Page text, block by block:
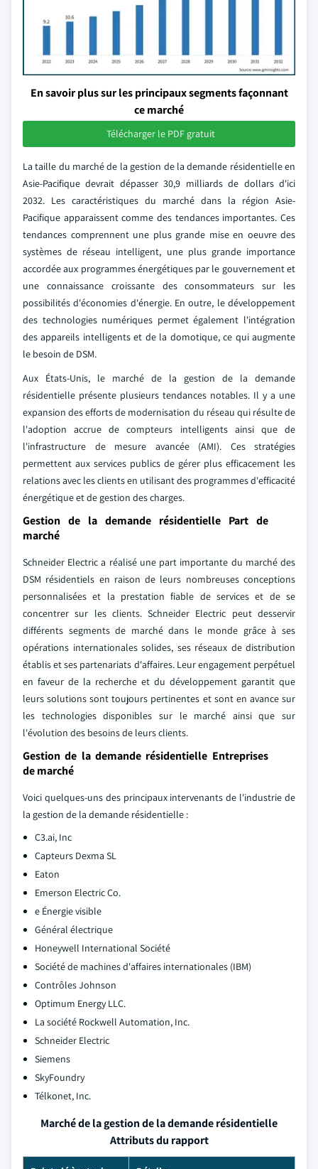
En savoir plus sur les principaux segments façonnant
ce marché
Télécharger le PDF gratuit
La taille du marché de la gestion de la demande résidentielle en
Asie-Pacifique devrait dépasser 30,9 milliards de dollars d'ici
2032. Les caractéristiques du marché dans la région Asie-
Pacifique apparaissent comme des tendances importantes. Ces
tendances comprennent une plus grande mise en oeuvre des
systèmes de réseau intelligent, une plus grande importance
accordée aux programmes énergétiques par le gouvernement et
une connaissance croissante des consommateurs sur les
possibilités d'économies d'énergie. En outre, le développement
des technologies numériques permet également l'intégration
des appareils intelligents et de la domotique, ce qui augmente
le besoin de DSM.
Aux États-Unis, le marché de la gestion de la demande
résidentielle présente plusieurs tendances notables. Il y a une
expansion des efforts de modernisation du réseau qui résulte de
l'adoption accrue de compteurs intelligents ainsi que de
l'infrastructure de mesure avancée (AMI). Ces stratégies
permettent aux services publics de gérer plus efficacement les
relations avec les clients en utilisant des programmes d'efficacité
énergétique et de gestion des charges.
Gestion de la demande résidentielle Part de
marché
Schneider Electric a réalisé une part importante du marché des
DSM résidentiels en raison de leurs nombreuses conceptions
personnalisées et la prestation fiable de services et de se
concentrer sur les clients. Schneider Electric peut desservir
différents segments de marché dans le monde grâce à ses
opérations internationales solides, ses réseaux de distribution
établis et ses partenariats d'affaires. Leur engagement perpétuel
en faveur de la recherche et du développement garantit que
leurs solutions sont toujours pertinentes et sont en avance sur
les technologies disponibles sur le marché ainsi que sur
l'évolution des besoins de leurs clients.
Gestion de la demande résidentielle Entreprises
de marché
Voici quelques-uns des principaux intervenants de l'industrie de
la gestion de la demande résidentielle :
C3.ai, Inc
Capteurs Dexma SL
Eaton
Emerson Electric Co.
e Énergie visible
Général électrique
Honeywell International Société
Société de machines d'affaires internationales (IBM)
Contrôles Johnson
Optimum Energy LLC.
La société Rockwell Automation, Inc.
Schneider Electric
Siemens
SkyFoundry
Télkonet, Inc.
Marché de la gestion de la demande résidentielle
Attributs du rapport